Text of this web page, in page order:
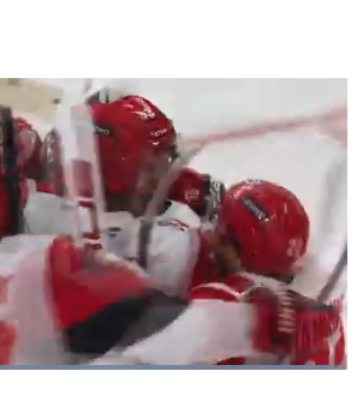
Loaded: